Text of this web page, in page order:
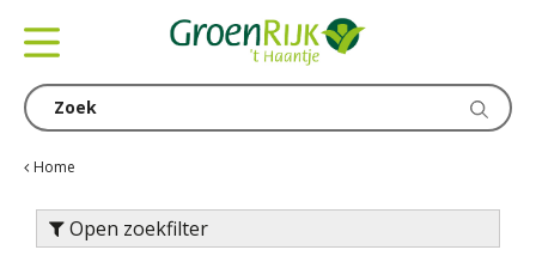
Home
Open zoekfilter